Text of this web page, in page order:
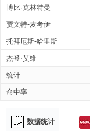
博比·克林特曼
贾文特-麦考伊
托拜厄斯-哈里斯
杰登·艾维
统计
命中率
数据统计